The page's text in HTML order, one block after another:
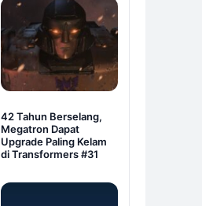
42 Tahun Berselang,
Megatron Dapat
Upgrade Paling Kelam
di Transformers #31